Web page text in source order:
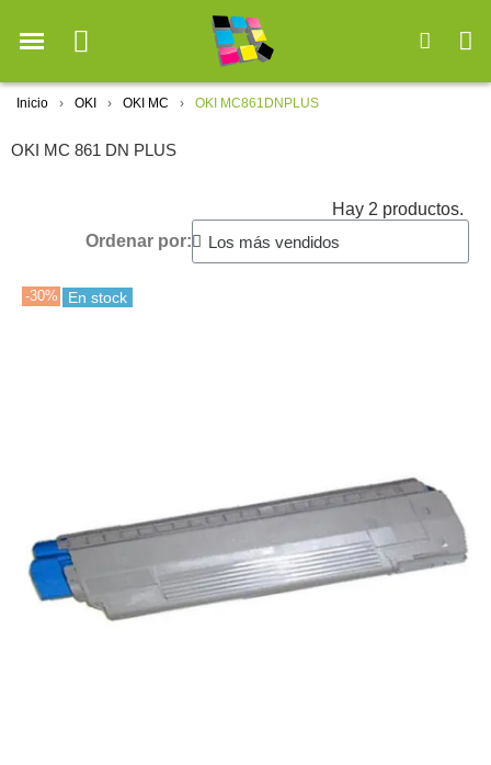
Inicio OKI OKI MC OKI MC861DNPLUS
OKI MC 861 DN PLUS
Hay 2 productos.
Ordenar por:
-30% En stock